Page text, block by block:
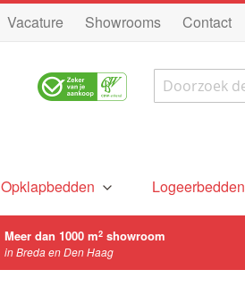
Vacature Showrooms Contact
Zoek
Opklapbedden Logeerbedden
Meer dan 1000 m2 showroom
in Breda en Den Haag